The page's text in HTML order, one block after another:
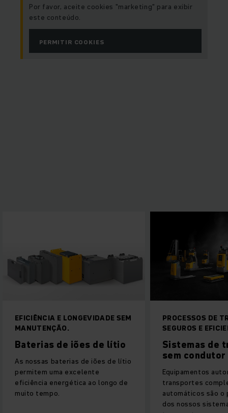
Por favor, aceite cookies "marketing" para exibir
este conteúdo.
PERMITIR COOKIES
PROCESSOS DE TRANSPORTE
SEGUROS E EFICIENTES
Sistemas de transporte
sem condutor
Equipamentos automáticos e
transportes completamente
automáticos são o ponto central
ESSENCIAL NO
MERCADORIAS
Porta-
Encontre na
paletes elétrico
armazém. Seja
necessidade,
equipamento